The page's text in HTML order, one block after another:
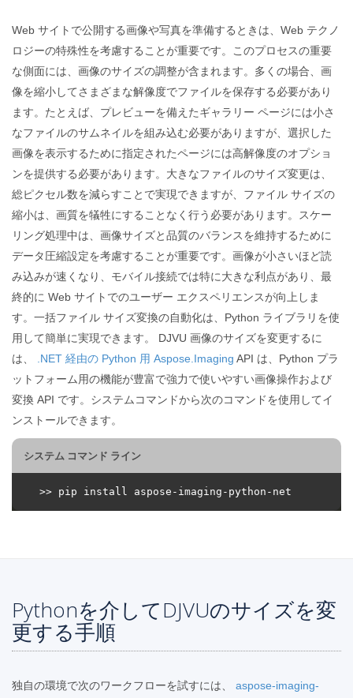
Web サイトで公開する画像や写真を準備するときは、Web テクノ
ロジーの特殊性を考慮することが重要です。このプロセスの重要
な側面には、画像のサイズの調整が含まれます。多くの場合、画
像を縮小してさまざまな解像度でファイルを保存する必要があり
ます。たとえば、プレビューを備えたギャラリー ページには小さ
なファイルのサムネイルを組み込む必要がありますが、選択した
画像を表示するために指定されたページには高解像度のオプショ
ンを提供する必要があります。大きなファイルのサイズ変更は、
総ピクセル数を減らすことで実現できますが、ファイル サイズの
縮小は、画質を犠牲にすることなく行う必要があります。スケー
リング処理中は、画像サイズと品質のバランスを維持するために
データ圧縮設定を考慮することが重要です。画像が小さいほど読
み込みが速くなり、モバイル接続では特に大きな利点があり、最
終的に Web サイトでのユーザー エクスペリエンスが向上しま
す。一括ファイル サイズ変換の自動化は、Python ライブラリを使
用して簡単に実現できます。 DJVU 画像のサイズを変更するに
は、
.NET 経由の Python 用 Aspose.Imaging API は、Python プラ
ットフォーム用の機能が豊富で強力で使いやすい画像操作および
変換 API です。システムコマンドから次のコマンドを使用してイ
ンストールできます。
システム コマンド ライン
Pythonを介してDJVUのサイズを変
更する手順
独自の環境で次のワークフローを試すには、 aspose-imaging-